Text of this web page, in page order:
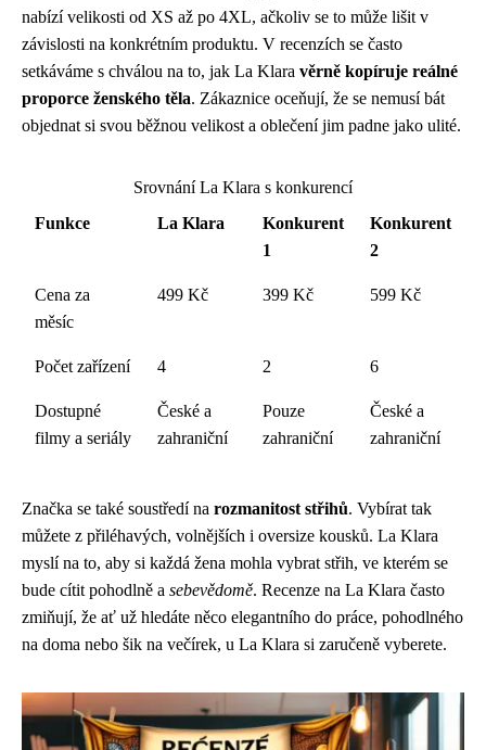
nabízí velikosti od XS až po 4XL, ačkoliv se to může lišit v
závislosti na konkrétním produktu. V recenzích se často
setkáváme s chválou na to, jak La Klara věrně kopíruje reálné
proporce ženského těla. Zákaznice oceňují, že se nemusí bát
objednat si svou běžnou velikost a oblečení jim padne jako ulité.
Srovnání La Klara s konkurencí
Funkce
La Klara
Konkurent
1
Konkurent
2
Cena za
měsíc
499 Kč 399 Kč 599 Kč
Počet zařízení 4 2 6
Dostupné
filmy a seriály
České a
zahraniční
Pouze
zahraniční
České a
zahraniční
Značka se také soustředí na rozmanitost střihů. Vybírat tak
můžete z přiléhavých, volnějších i oversize kousků. La Klara
myslí na to, aby si každá žena mohla vybrat střih, ve kterém se
bude cítit pohodlně a sebevědomě. Recenze na La Klara často
zmiňují, že ať už hledáte něco elegantního do práce, pohodlného
na doma nebo šik na večírek, u La Klara si zaručeně vyberete.